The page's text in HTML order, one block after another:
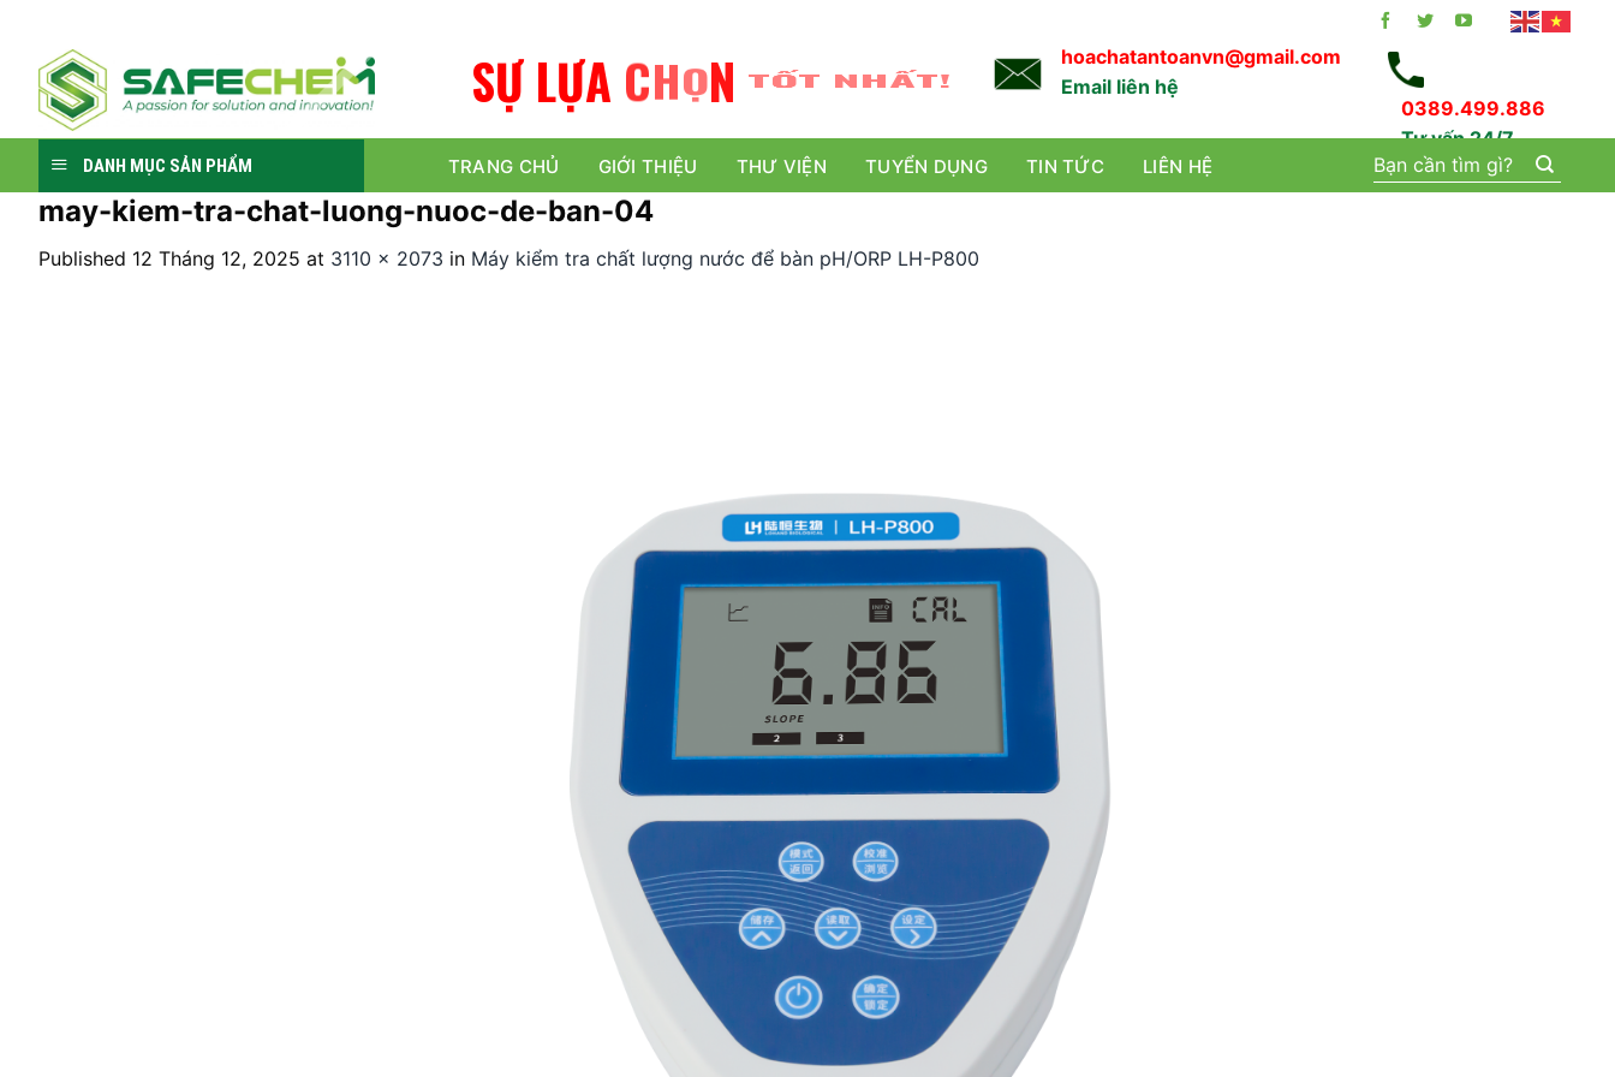
content
SỰ LỰA CHỌN TỐT NHẤT!
hoachatantoanvn@gmail.com
Email liên hệ
0389.499.886
Tư vấn 24/7
DANH MỤC SẢN PHẨM TRANG CHỦ GIỚI THIỆU THƯ VIỆN TUYỂN DỤNG TIN TỨC LIÊN HỆ
Tìm
kiếm:
may-kiem-tra-chat-luong-nuoc-de-ban-04
Published 12 Tháng 12, 2025 at 3110 × 2073 in Máy kiểm tra chất lượng nước để bàn pH/ORP LH-P800